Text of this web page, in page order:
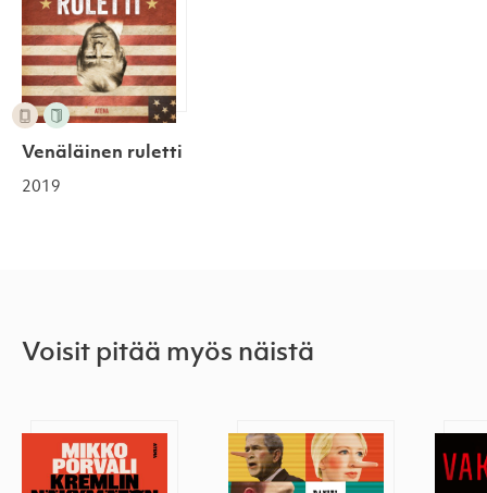
Venäläinen ruletti
2019
Voisit pitää myös näistä
Kremlin näkymätön sotaMaailman kovimmat